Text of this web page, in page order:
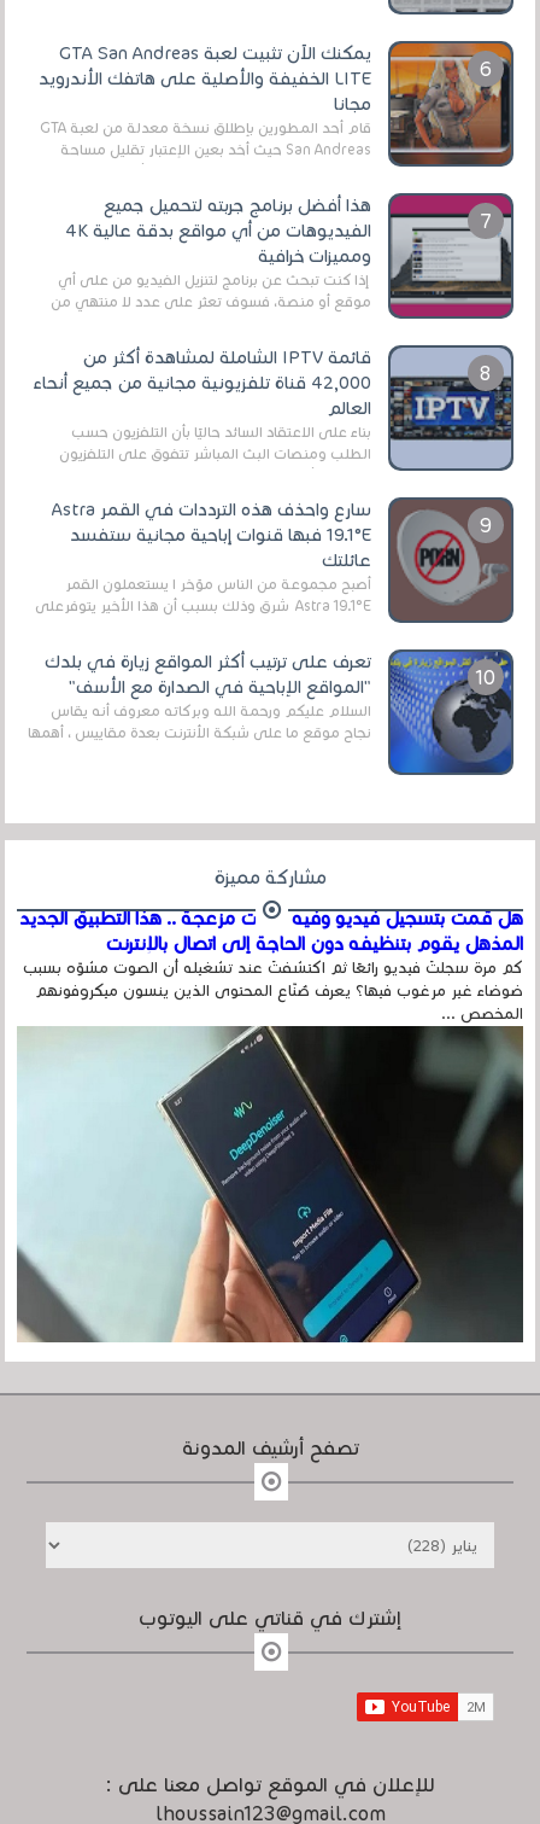
يمكنك الآن تثبيت لعبة GTA San Andreas
LITE الخفيفة والأصلية على هاتفك الأندرويد
مجانا
قام أحد المطورين بإطلاق نسخة معدلة من لعبة GTA
San Andreas حيث أخد بعين الإعتبار تقليل مساحة
هذا أفضل برنامج جربته لتحميل جميع
الفيديوهات من أي مواقع بدقة عالية 4K
ومميزات خرافية
إذا كنت تبحث عن برنامج لتنزيل الفيديو من على أي
موقع أو منصة، فسوف تعثر على عدد لا منتهي من
قائمة IPTV الشاملة لمشاهدة أكثر من
42,000 قناة تلفزيونية مجانية من جميع أنحاء
العالم
بناءً على الاعتقاد السائد حاليًا بأن التلفزيون حسب
الطلب ومنصات البث المباشر تتفوق على التلفزيون
سارع واحذف هذه الترددات في القمر Astra
19.1°E فبها قنوات إباحية مجانية ستفسد
عائلتك
أصبح مجموعة من الناس مؤخر ا يستعملون القمر
Astra 19.1°E شرق وذلك بسبب أن هذا الأخير يتوفرعلى
تعرف على ترتيب أكثر المواقع زيارة في بلدك
"المواقع الإباحية في الصدارة مع الأسف"
السلام عليكم ورحمة الله وبركاته معروف أنه يقاس
نجاح موقع ما على شبكة الأنترنت بعدة مقاييس ، أهمها
مشاركة مميزة
هل قمت بتسجيل فيديو وفيه أصوت مزعجة .. هذا التطبيق الجديد
المذهل يقوم بتنظيفه دون الحاجة إلى اتصال بالإنترنت
كم مرة سجلتَ فيديو رائعًا ثم اكتشفتَ عند تشغيله أن الصوت مشوّه بسبب
ضوضاء غير مرغوب فيها؟ يعرف صُنّاع المحتوى الذين ينسون ميكروفونهم
المخصص ...
تصفح أرشيف المدونة
إشترك في قناتي على اليوتوب
للإعلان في الموقع تواصل معنا على :
lhoussain123@gmail.com